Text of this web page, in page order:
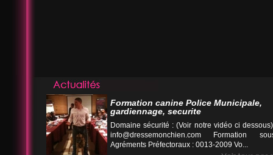
Formation canine Police Municipale,
gardiennage, securite
Domaine sécurité : (Voir notre vidéo ci
info@dressemonchien.com Formation
Agréments Préfectoraux : 0013-2009 Vo...